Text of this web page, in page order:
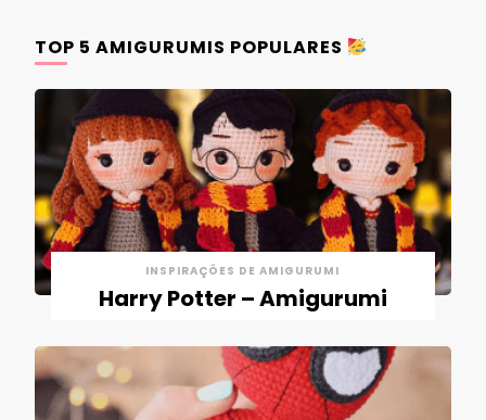
TOP 5 AMIGURUMIS POPULARES
INSPIRAÇÕES DE AMIGURUMI
Harry Potter – Amigurumi